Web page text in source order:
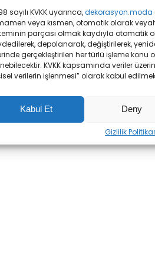
sayılı KVKK uyarınca,dekorasyon.moda
veya kısmen, otomatik olarak
parçası olmak kaydıyla otomatik
depolanarak, değiştirilerek,
gerçekleştirilen her türlü işleme konu
KVKK kapsamında veriler
verilerin işlenmesi” olarak kabul
Kabul Et Deny
Gizlilik